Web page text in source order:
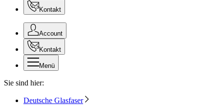
Kontakt
Account
Kontakt
Menü
Sie sind hier:
Deutsche Glasfaser